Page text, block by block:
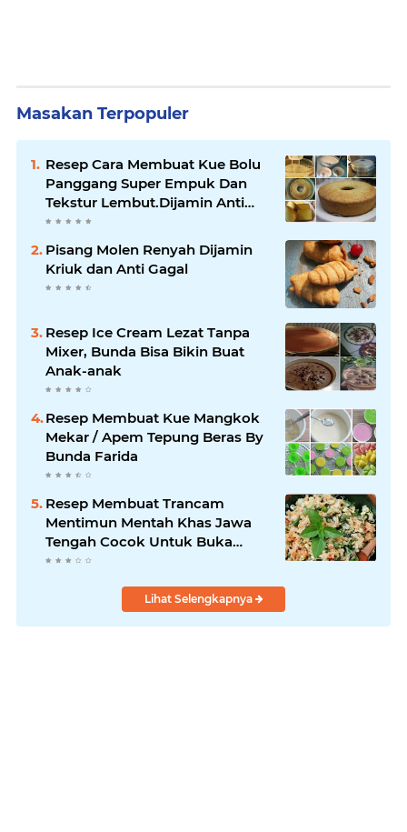
Masakan Terpopuler
Resep Cara Membuat Kue Bolu
Panggang Super Empuk Dan
Tekstur Lembut.Dijamin Anti
Ribet !!
Pisang Molen Renyah Dijamin
Kriuk dan Anti Gagal
Resep Ice Cream Lezat Tanpa
Mixer, Bunda Bisa Bikin Buat
Anak-anak
Resep Membuat Kue Mangkok
Mekar / Apem Tepung Beras By
Bunda Farida
Resep Membuat Trancam
Mentimun Mentah Khas Jawa
Tengah Cocok Untuk Buka
Puasa
Lihat Selengkapnya